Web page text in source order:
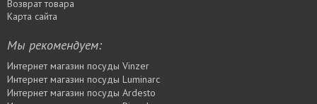
Возврат товара
Карта сайта
Мы рекомендуем:
Интернет магазин посуды Vinzer
Интернет магазин посуды Luminarc
Интернет магазин посуды Ardesto